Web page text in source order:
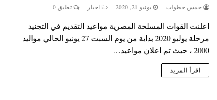
خمس خطوات يونيو 21, 2020 اخبار تعليق 0
اعلنت القوات المسلحة المصرية مواعيد التقديم في التجنيد
مرحلة يوليو 2020 بداية من يوم السبت 27 يونيو الحالي مواليد
2000 ، حيث تم اعلان مواعيد…
اقرأ المزيد